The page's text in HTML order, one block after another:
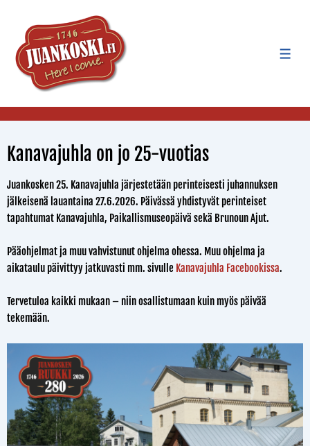
Kanavajuhla on jo 25-vuotias
Juankosken 25. Kanavajuhla järjestetään perinteisesti juhannuksen
jälkeisenä lauantaina 27.6.2026. Päivässä yhdistyvät perinteiset
tapahtumat Kanavajuhla, Paikallismuseopäivä sekä Brunoun Ajut.
Pääohjelmat ja muu vahvistunut ohjelma ohessa. Muu ohjelma ja
aikataulu päivittyy jatkuvasti mm. sivulle Kanavajuhla Facebookissa.
Tervetuloa kaikki mukaan – niin osallistumaan kuin myös päivää
tekemään.